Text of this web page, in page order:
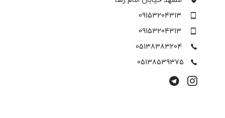
09153204313
09153204313
05138383204
05138539375